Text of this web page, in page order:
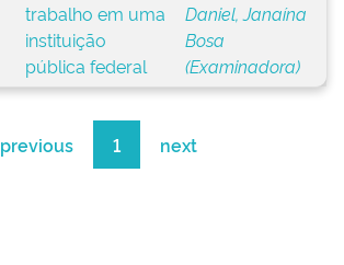
trabalho em uma
instituição
pública federal
Daniel, Janaína
Bosa
(Examinadora)
previous 1 next